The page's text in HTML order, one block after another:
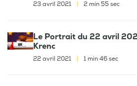
23 avril 2021 2 min 55 sec
Le Portrait du 22 avril
Krenc
22 avril 2021 1 min 46 sec